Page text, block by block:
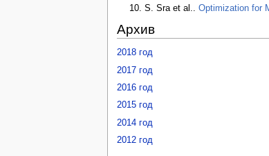
S. Sra et al..Optimization for
Архив
2018 год
2017 год
2016 год
2015 год
2014 год
2012 год